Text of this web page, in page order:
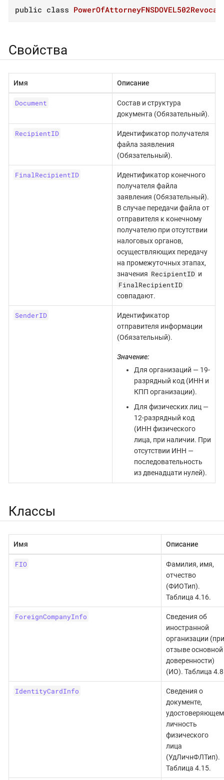
public class
Свойства
Имя Описание
Document
Состав и структура
документа (Обязательный).
RecipientID
Идентификатор получателя
файла заявления
(Обязательный).
FinalRecipientID
Идентификатор конечного
получателя файла
заявления (Обязательный).
В случае передачи файла от
отправителя к конечному
получателю при отсутствии
налоговых органов,
осуществляющих передачу
на промежуточных этапах,
значения RecipientID и
FinalRecipientID
совпадают.
SenderID
Идентификатор
отправителя информации
(Обязательный).
Значение:
Для организаций — 19-
разрядный код (ИНН и
КПП организации).
Для физических лиц —
12-разрядный код
(ИНН физического
лица, при наличии. При
отсутствии ИНН —
последовательность
из двенадцати нулей).
Классы
Имя Описание
FIO
Фамилия, имя,
отчество
(ФИОТип).
Таблица 4.16.
ForeignCompanyInfo
Сведения об
иностранной
организации (при
отзыве основной
доверенности)
(ИО). Таблица
IdentityCardInfo
Сведения о
документе,
удостоверяющем
личность
физического
лица
(УдЛичнФЛТип).
Таблица 4.15.